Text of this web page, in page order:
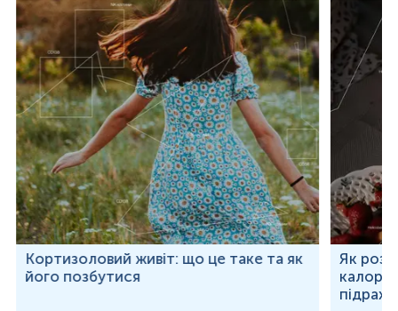
Кортизоловий живіт: що це таке та як
його позбутися
Як